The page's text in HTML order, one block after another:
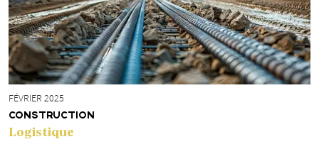
FÉVRIER 2025
CONSTRUCTION
Logistique